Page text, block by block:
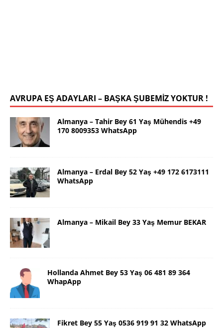
AVRUPA EŞ ADAYLARI – BAŞKA ŞUBEMİZ YOKTUR !
Almanya – Tahir Bey 61 Yaş Mühendis +49
170 8009353 WhatsApp
Almanya – Erdal Bey 52 Yaş +49 172 6173111
WhatsApp
Almanya – Mikail Bey 33 Yaş Memur BEKAR
Hollanda Ahmet Bey 53 Yaş 06 481 89 364
WhapApp
Fikret Bey 55 Yaş 0536 919 91 32 WhatsApp